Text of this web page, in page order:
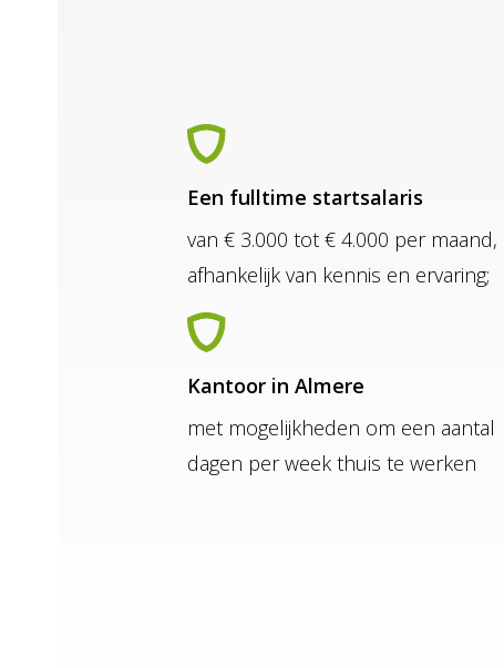
Een fulltime startsalaris
van € 3.000 tot € 4.000 per maand,
afhankelijk van kennis en ervaring;
Kantoor in Almere
met mogelijkheden om een aantal
dagen per week thuis te werken